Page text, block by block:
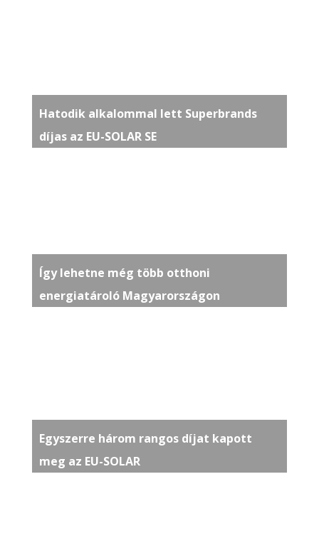
Hatodik alkalommal lett Superbrands
díjas az EU-SOLAR SE
Így lehetne még több otthoni
energiatároló Magyarországon
Egyszerre három rangos díjat kapott
meg az EU-SOLAR